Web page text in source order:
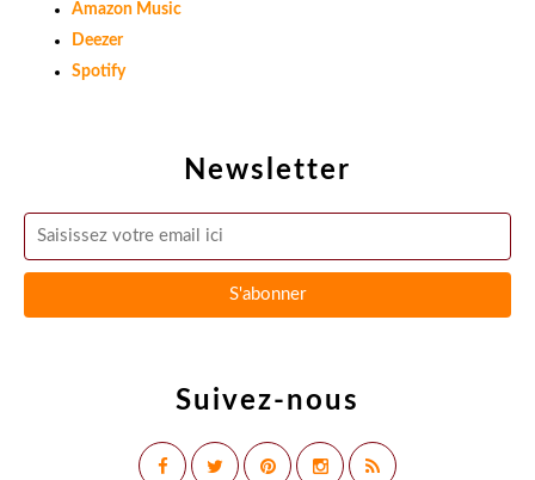
Newsletter
Suivez-nous
Amazon Music
Deezer
Spotify